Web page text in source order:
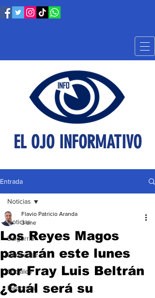
EL OJO INFORMATIVO
Entrada
Noticias
Baigorria
Bermúdez
Sociales
Deportes
Noticias
Los Reyes Magos
pasarán este lunes
por Fray Luis Beltrán
¿Cuál será su
Flavio Patricio Aranda
3 ene